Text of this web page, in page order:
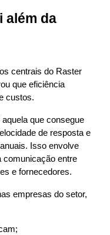
além da
centrais do Raster
que eficiência
custos.
que consegue
de resposta e
Isso envolve
comunicação entre
e fornecedores.
empresas do setor,